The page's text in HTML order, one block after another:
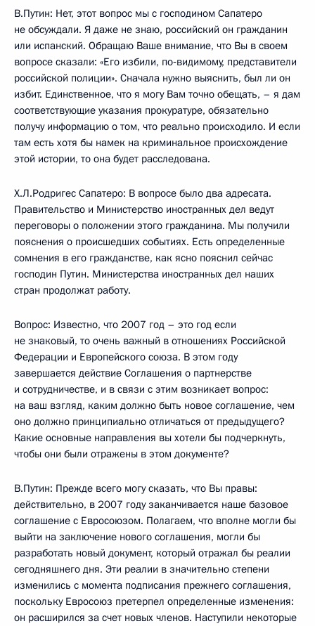
В.Путин: Нет, этот вопрос мы с господином Сапатеро
не обсуждали. Я даже не знаю, российский он гражданин
или испанский. Обращаю Ваше внимание, что Вы в своем
вопросе сказали: «Его избили, по‑видимому, представители
российской полиции». Сначала нужно выяснить, был ли он
избит. Единственное, что я могу Вам точно обещать, – я дам
соответствующие указания прокуратуре, обязательно
получу информацию о том, что реально происходило. И если
там есть хотя бы намек на криминальное происхождение
этой истории, то она будет расследована.
Х.Л.Родригес Сапатеро: В вопросе было два адресата.
Правительство и Министерство иностранных дел ведут
переговоры о положении этого гражданина. Мы получили
пояснения о происшедших событиях. Есть определенные
сомнения в его гражданстве, как ясно пояснил сейчас
господин Путин. Министерства иностранных дел наших
стран продолжат работу.
Вопрос: Известно, что 2007 год – это год если
не знаковый, то очень важный в отношениях Российской
Федерации и Европейского союза. В этом году
завершается действие Соглашения о партнерстве
и сотрудничестве, и в связи с этим возникает вопрос:
на ваш взгляд, каким должно быть новое соглашение, чем
оно должно принципиально отличаться от предыдущего?
Какие основные направления вы хотели бы подчеркнуть,
чтобы они были отражены в этом документе?
В.Путин: Прежде всего могу сказать, что Вы правы:
действительно, в 2007 году заканчивается наше базовое
соглашение с Евросоюзом. Полагаем, что вполне могли бы
выйти на заключение нового соглашения, могли бы
разработать новый документ, который отражал бы реалии
сегодняшнего дня. Эти реалии в значительно степени
изменились с момента подписания прежнего соглашения,
поскольку Евросоюз претерпел определенные изменения:
он расширился за счет новых членов. Наступили некоторые